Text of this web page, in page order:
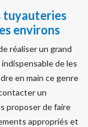
tuyauteries
environs
réaliser un grand
de les
en main ce genre
un
proposer de faire
appropriés et